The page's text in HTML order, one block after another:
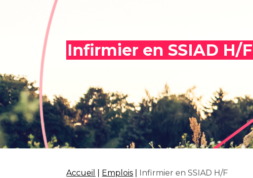
Infirmier en SSIAD H/F
Accueil Emplois Infirmier en SSIAD H/F